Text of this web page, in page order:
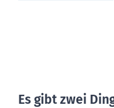
Es gibt zwei